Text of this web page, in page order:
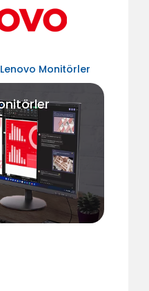
Lenovo Monitörler